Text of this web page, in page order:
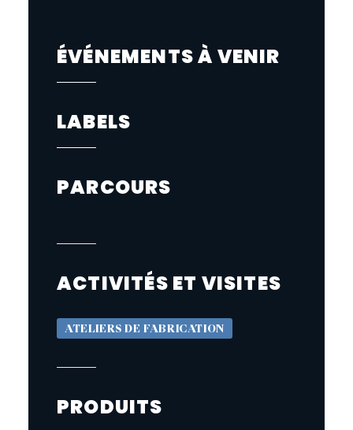
ÉVÉNEMENTS À VENIR
LABELS
PARCOURS
ACTIVITÉS ET VISITES
ATELIERS DE FABRICATION
PRODUITS